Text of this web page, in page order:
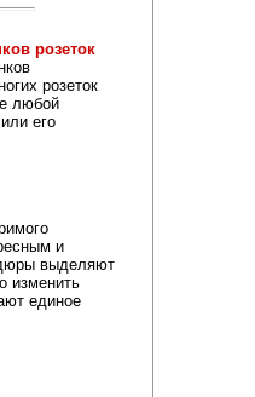
розеток
розеток
любой
его
и
выделяют
изменить
единое